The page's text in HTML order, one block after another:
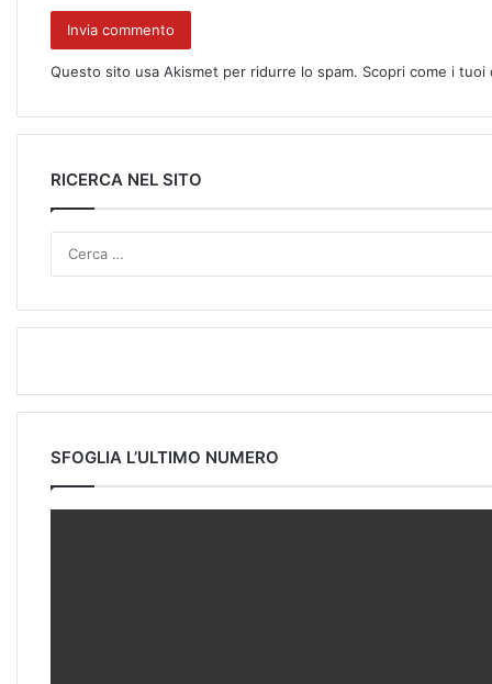
Questo sito usa Akismet per ridurre lo spam. Scopri come i
RICERCA NEL SITO
SFOGLIA L’ULTIMO NUMERO